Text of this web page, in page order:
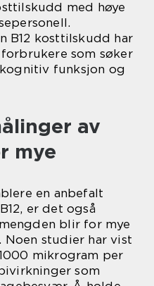
med høye
B12 kosttilskudd har
som søker
funksjon og
av
mye
en anbefalt
er det også
blir for mye
Noen studier har vist
mikrogram per
som